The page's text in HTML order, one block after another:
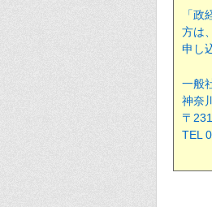
「
方は
申し
一般
神奈
〒
TEL